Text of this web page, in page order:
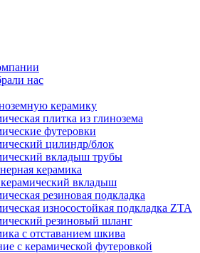
нас
керамику
плитка из глинозема
футеровки
цилиндр/блок
вкладыш трубы
керамика
вкладыш
резиновая подкладка
износостойкая подкладка ZTA
резиновый шланг
с отставанием шкива
с керамической футеровкой